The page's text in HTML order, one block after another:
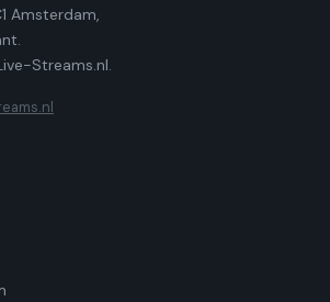
Amsterdam,
Streams.nl